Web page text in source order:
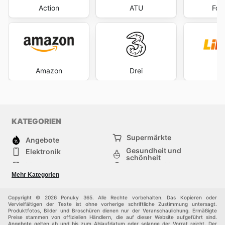
Action
Amazon
ATU
Drei
KATEGORIEN
Angebote
Supermärkte
Elektronik
Gesundheit und
schönheit
Mode
Sportbekleidung
Baumarkt
Mehr Kategorien
Copyright © 2026 Ponuky 365. Alle Rechte vorbehalten. Das Kopieren oder
Vervielfältigen der Texte ist ohne vorherige schriftliche Zustimmung untersagt.
Produktfotos, Bilder und Broschüren dienen nur der Veranschaulichung. Ermäßigte
Preise stammen von offiziellen Händlern, die auf dieser Website aufgeführt sind.
Angebote gelten ab und bis zum Ablaufdatum oder solange der Vorrat reicht. Der